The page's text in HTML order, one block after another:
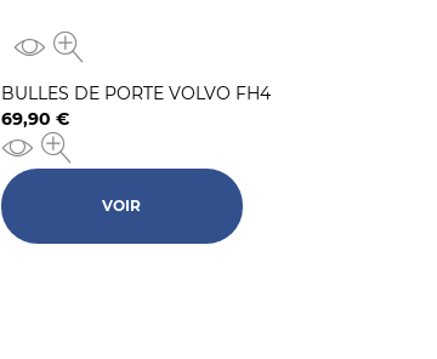
BULLES DE PORTE VOLVO FH4
Prix
69,90 €
VOIR